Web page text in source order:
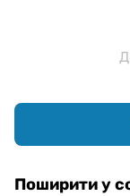
Поширити у